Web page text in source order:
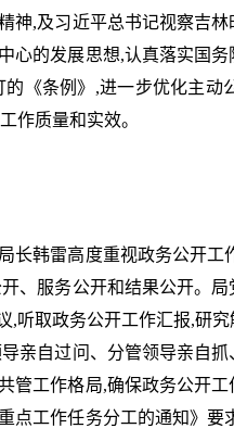
神,及习近平总书记视察吉林
心的发展思想,认真落实国
《条例》,进一步优化主动
作质量和实效。
韩雷高度重视政务公开工
、服务公开和结果公开。
,听取政务公开工作汇报,研究
亲自过问、分管领导亲自
管工作格局,确保政务公开工
点工作任务分工的通知》要